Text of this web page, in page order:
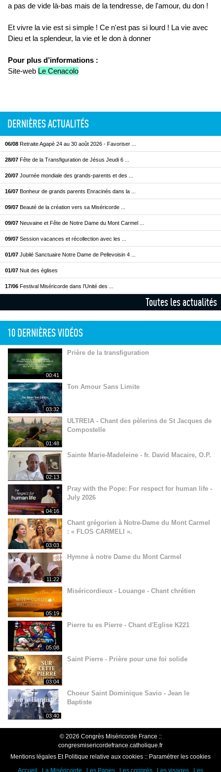
a pas de vide là-bas mais de la tendresse, de l'amour, du don !
Et vivre la vie est si simple ! Ce n'est pas si lourd ! La vie avec
Dieu et la splendeur, la vie et le don à donner
Pour plus d’informations :
Site-web Le Cenacolo
DERNIÈRES ACTUALITÉS
06/08 Retraite Agapè 24 au 30 août 2026 - Favoriser ...
28/07 Fête de la Transfiguration de Jésus Jeudi 6 ...
20/07 Journée mondiale des grands-parents et des ...
16/07 Bonheur de grands parents Enracinés dans la ...
09/07 Beauté de la création vers sa Miséricorde ...
09/07 Neuvaine et Fête de Notre Dame du Mont Carmel ...
09/07 Session vacances et récollection avec les ...
01/07 Jubilé Sanctuaire Notre Dame de Pellevoisin 4 ...
01/07 Nuit des églises
17/06 Festival Miséricorde dans l’Unité des ...
Toutes les actualités
10 DERNIÈRES VIDÉOS
00:41
Prière de la transfiguration
03:32
Ton Amour Sans Limite
01:48
ULTREIA - Chant des pèlerins de St Jacques de
Compostelle
02:13
Sainte Marie-Madeleine - fr. David Macaire, O.P.
04:16
Pray with the Pope: For respect for human life -
July 2026
03:03
Chant grégorien à Notre-Dame du Mont Carmel
: « FLOS CARMELI ».
11:22
Hymne à notre Dame du Mont Carmel
05:19
Miséricordieux - Louange - Chant chrétien
05:08
Pierre tu es Pierre - Chant d'Eglise K221
03:04
Saint Pierre - Prière pour une foi solide
03:40
Choeur Saint Dominique Savio - Jean le
Baptiste
© 2026 Congrès Miséricorde France ::
congresmisericordefrance.catholique.fr
Mentions légales Et Politique relative aux cookies :: Paramétrer les cookies
Accueil
La Miséricorde Les Papes Les congrès Les visages Les